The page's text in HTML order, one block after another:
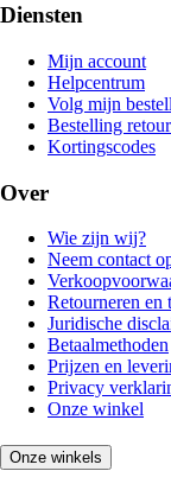
Diensten
Mijn account
Helpcentrum
Volg mijn
Bestelling
Kortingscodes
Over
Wie zijn wij?
Neem contact
Retourneren en
Juridische
Betaalmethoden
Prijzen en
Privacy
Onze winkel
Onze winkels